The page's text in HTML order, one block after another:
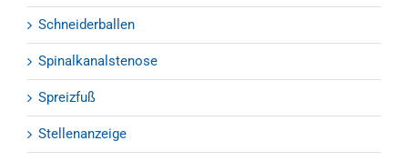
Schneiderballen
Spinalkanalstenose
Spreizfuß
Stellenanzeige